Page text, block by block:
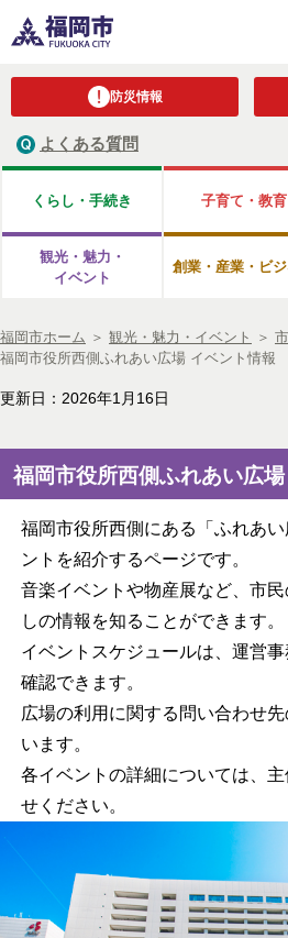
防災情報
よくある質問
くらし・手続き 子育て・教育
観光・魅力・
イベント
創業・産業・ビ
福岡市ホーム ＞ 観光・魅力・イベント ＞
福岡市役所西側ふれあい広場 イベント情報
更新日：2026年1月16日
福岡市役所西側ふれあい広
福岡市役所西側にある「ふれあ
ントを紹介するページです。
音楽イベントや物産展など、市
しの情報を知ることができます。
イベントスケジュールは、運営
確認できます。
広場の利用に関する問い合わせ
います。
各イベントの詳細については、
せください。